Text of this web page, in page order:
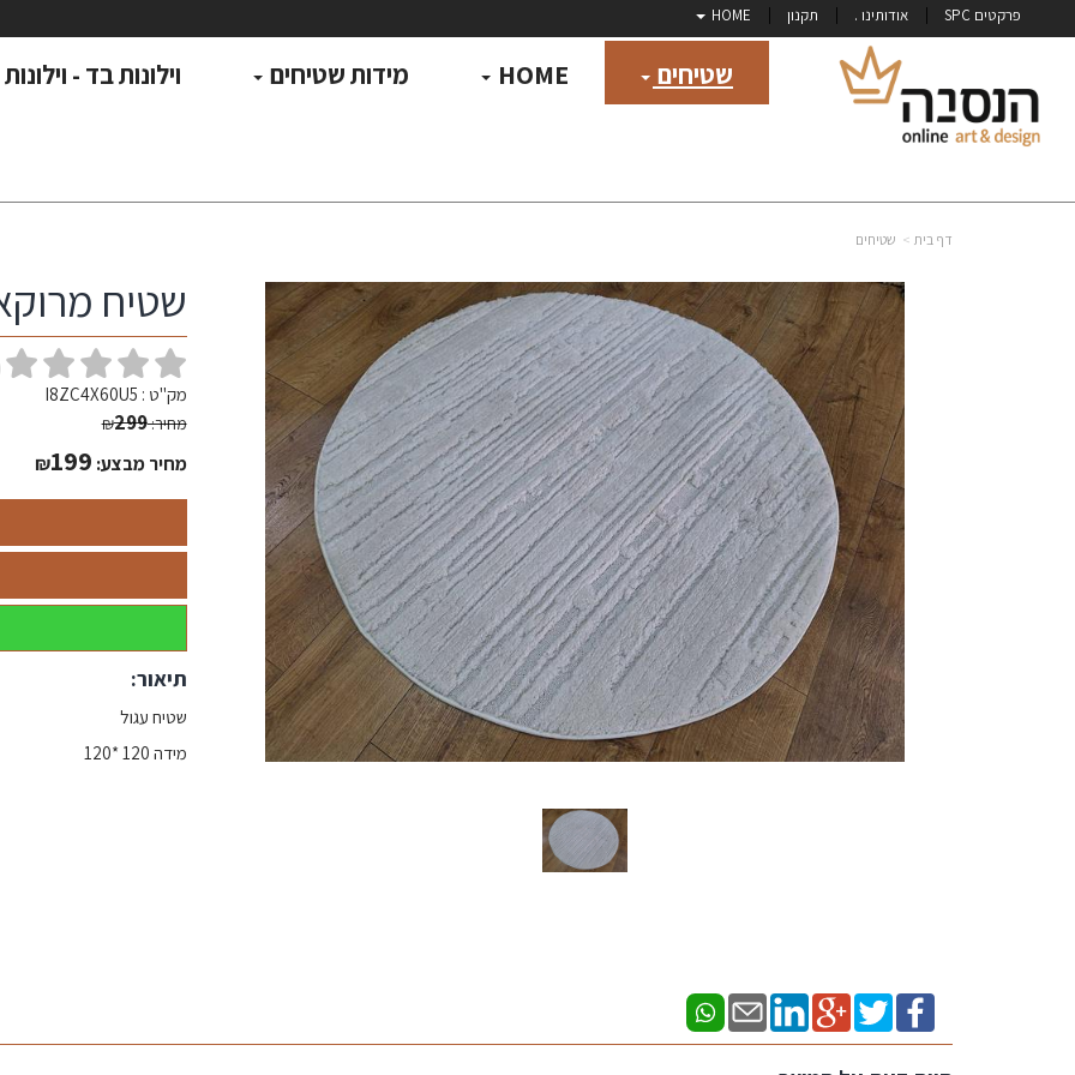
פרקטים SPC אודותינו . תקנון HOME
שטיחים HOME מידות שטיחים וילונות בד -
דף בית שטיחים
שטיח מרוקאי
מק"ט : I8ZC4X60U5
מחיר: ₪299
מחיר מבצע: ₪199
תיאור:
שטיח עגול
מידה 120 *120